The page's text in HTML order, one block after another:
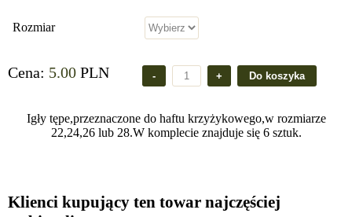
Rozmiar
Cena: 5.00 PLN
Igły tępe,przeznaczone do haftu krzyżykowego,w rozmiarze
22,24,26 lub 28.W komplecie znajduje się 6 sztuk.
Klienci kupujący ten towar najczęściej